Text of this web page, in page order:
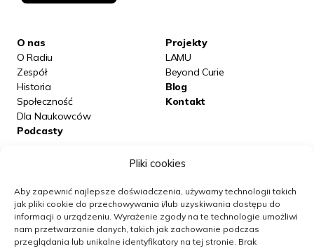
Pliki cookies
Aby zapewnić najlepsze doświadczenia, używamy technologii takich
jak pliki cookie do przechowywania i/lub uzyskiwania dostępu do
informacji o urządzeniu. Wyrażenie zgody na te technologie umożliwi
nam przetwarzanie danych, takich jak zachowanie podczas
przeglądania lub unikalne identyfikatory na tej stronie. Brak
O nas
O Radiu
Zespół
Historia
Społeczność
Dla Naukowców
Podcasty
Projekty
LAMU
Beyond Curie
Blog
Kontakt
Obserwuj nas